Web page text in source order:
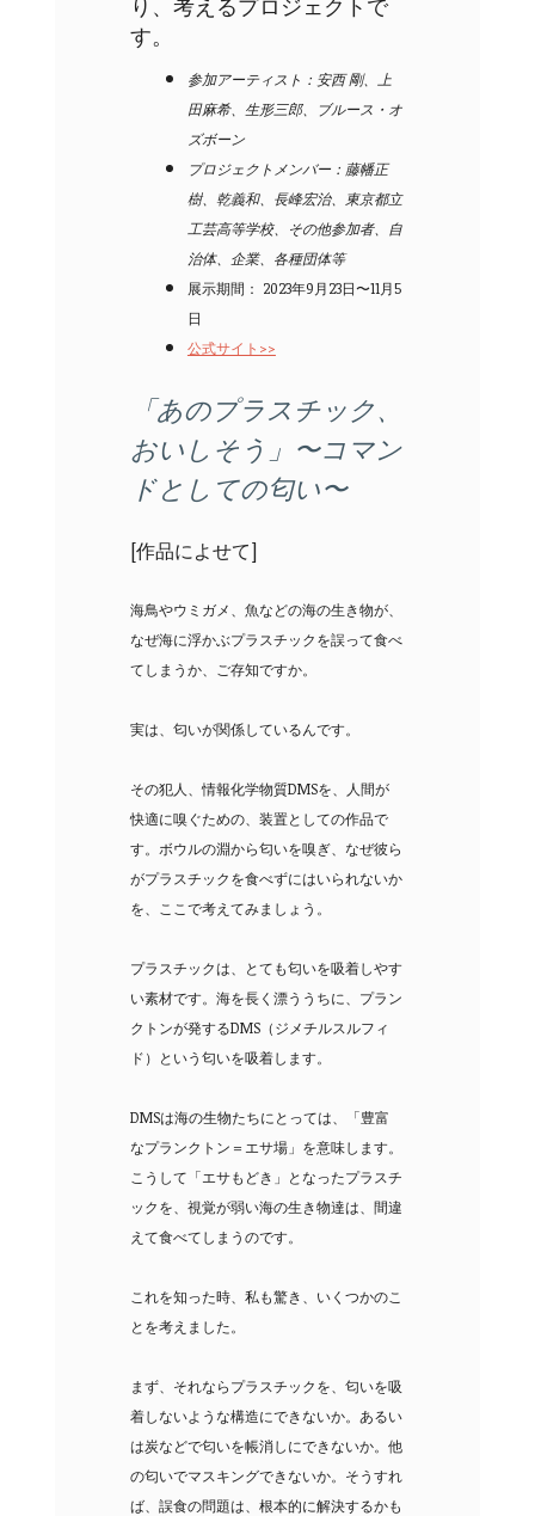
り、考えるプロジェクトで
す。
参加アーティスト：安西 剛、上
田麻希、生形三郎、ブルース・オ
ズボーン
プロジェクトメンバー：藤幡正
樹、乾義和、長峰宏治、東京都立
工芸高等学校、その他参加者、自
治体、企業、各種団体等
展示期間： 2023年9月23日〜11月5
日
公式サイト>>
「あのプラスチック、
おいしそう」〜コマン
ドとしての匂い〜
[作品によせて]
海鳥やウミガメ、魚などの海の生き物が、
なぜ海に浮かぶプラスチックを誤って食べ
てしまうか、ご存知ですか。
実は、匂いが関係しているんです。
その犯人、情報化学物質DMSを、人間が
快適に嗅ぐための、装置としての作品で
す。ボウルの淵から匂いを嗅ぎ、なぜ彼ら
がプラスチックを食べずにはいられないか
を、ここで考えてみましょう。
プラスチックは、とても匂いを吸着しやす
い素材です。海を長く漂ううちに、プラン
クトンが発するDMS（ジメチルスルフィ
ド）という匂いを吸着します。
DMSは海の生物たちにとっては、「豊富
なプランクトン＝エサ場」を意味します。
こうして「エサもどき」となったプラスチ
ックを、視覚が弱い海の生き物達は、間違
えて食べてしまうのです。
これを知った時、私も驚き、いくつかのこ
とを考えました。
まず、それならプラスチックを、匂いを吸
着しないような構造にできないか。あるい
は炭などで匂いを帳消しにできないか。他
の匂いでマスキングできないか。そうすれ
ば、誤食の問題は、根本的に解決するかも